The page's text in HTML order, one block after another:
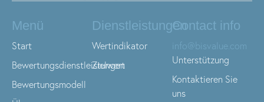
Menü
Start
Bewertungsdienstleistungen
Bewertungsmodell
Dienstleistungen
Wertindikator
Zielwert
Contact info
info@bisvalue.com
Unterstützung
Kontaktieren Sie
uns